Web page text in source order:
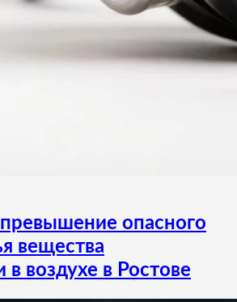
опасного
вещества
воздухе в Ростове